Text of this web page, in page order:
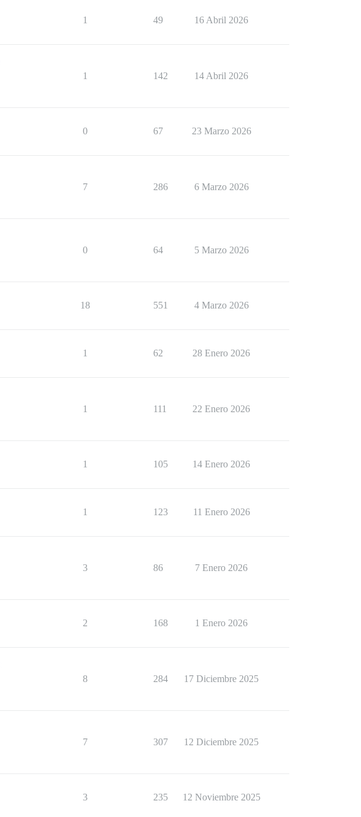
1 49 16 Abril 2026
1 142 14 Abril 2026
0 67 23 Marzo 2026
7 286 6 Marzo 2026
0 64 5 Marzo 2026
18 551 4 Marzo 2026
1 62 28 Enero 2026
1 111 22 Enero 2026
1 105 14 Enero 2026
1 123 11 Enero 2026
3 86 7 Enero 2026
2 168 1 Enero 2026
8 284 17 Diciembre 2025
7 307 12 Diciembre 2025
3 235 12 Noviembre 2025